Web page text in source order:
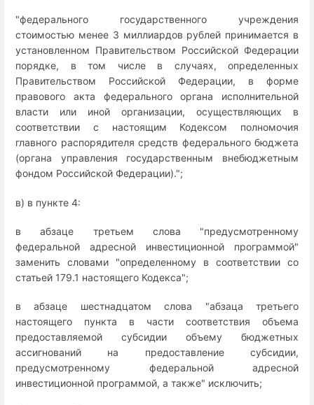
"федерального государственного учреждения
стоимостью менее 3 миллиардов рублей принимается в
установленном Правительством Российской Федерации
порядке, в том числе в случаях, определенных
Правительством Российской Федерации, в форме
правового акта федерального органа исполнительной
власти или иной организации, осуществляющих в
соответствии с настоящим Кодексом полномочия
главного распорядителя средств федерального бюджета
(органа управления государственным внебюджетным
фондом Российской Федерации).";
в) в пункте 4:
в абзаце третьем слова "предусмотренному
федеральной адресной инвестиционной программой"
заменить словами "определенному в соответствии со
статьей 179.1 настоящего Кодекса";
в абзаце шестнадцатом слова "абзаца третьего
настоящего пункта в части соответствия объема
предоставляемой субсидии объему бюджетных
ассигнований на предоставление субсидии,
предусмотренному федеральной адресной
инвестиционной программой, а также" исключить;